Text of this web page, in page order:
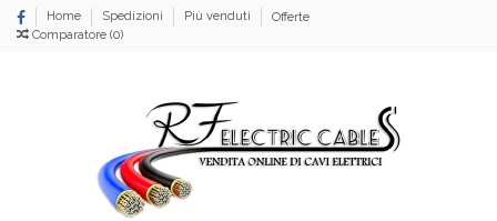
Home Spedizioni Più venduti
Offerte
Comparatore (0)